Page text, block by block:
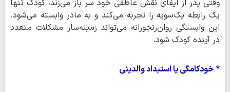
وقتی پدر از ایفای نقش عاطفی خود سر باز می‌زند، کودک تنها
یک رابطه یک‌سویه را تجربه می‌کند و به مادر وابسته می‌شود.
این وابستگی روان‌رنجورانه می‌تواند زمینه‌ساز مشکلات متعدد
در آینده کودک شود.
* خودکامگی یا استبداد والدینی